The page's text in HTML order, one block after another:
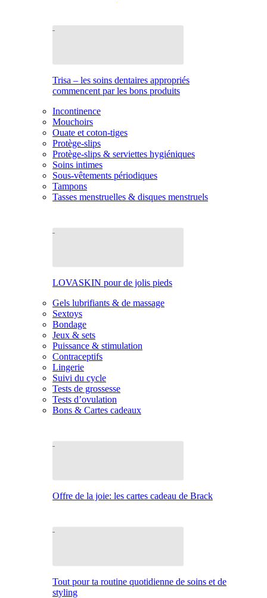
Trisa – les soins dentaires appropriés
commencent par les bons produits
Incontinence
Mouchoirs
Ouate et coton-tiges
Protège-slips
Protège-slips & serviettes hygiéniques
Soins intimes
Sous-vêtements périodiques
Tampons
Tasses menstruelles & disques menstruels
LOVASKIN pour de jolis pieds
Gels lubrifiants & de massage
Sextoys
Bondage
Jeux & sets
Puissance & stimulation
Contraceptifs
Lingerie
Suivi du cycle
Tests de grossesse
Tests d’ovulation
Bons & Cartes cadeaux
Offre de la joie: les cartes cadeau de Brack
Tout pour ta routine quotidienne de soins et de
styling